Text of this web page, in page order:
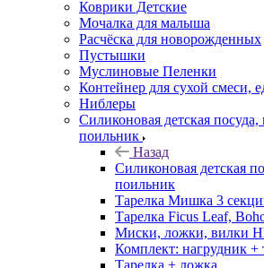
Коврики Детские
Мочалка для малыша
Расчёска для новорожденных
Пустышки
Муслиновые Пеленки
Контейнер для сухой смеси,
Ниблеры
Силиконовая детская посуда,
поильник
Назад
Силиконовая детская
поильник
Тарелка Мишка 3
Тарелка Ficus Leaf,
Миски, ложки,
Комплект: нагрудник +
Тарелка + ложка